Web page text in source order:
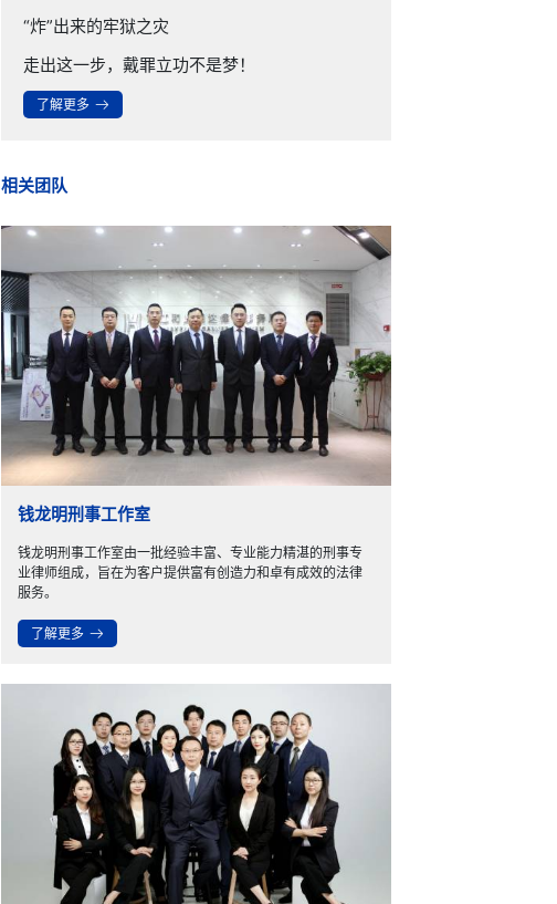
“炸”出来的牢狱之灾
走出这一步，戴罪立功不是梦！
了解更多 
相关团队
钱龙明刑事工作室
钱龙明刑事工作室由一批经验丰富、专业能力精湛的刑事专
业律师组成，旨在为客户提供富有创造力和卓有成效的法律
服务。
了解更多 